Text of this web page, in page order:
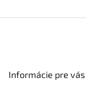
Informácie pre vás